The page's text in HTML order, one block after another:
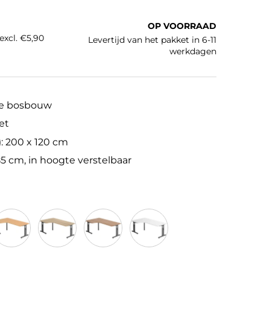
€5,90
OP VOORRAAD
Levertijd van het pakket in 6-11
werkdagen
bosbouw
200 x 120 cm
cm, in hoogte verstelbaar